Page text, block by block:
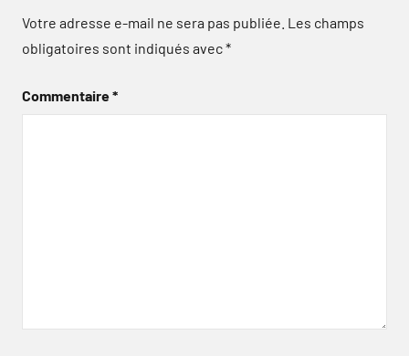
Votre adresse e-mail ne sera pas publiée. Les champs
obligatoires sont indiqués avec*
Commentaire*